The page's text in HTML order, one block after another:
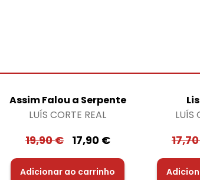
Assim Falou a Serpente
LUÍS CORTE REAL
19,90€ 17,90 €
Adicionar ao carrinho
LUÍS